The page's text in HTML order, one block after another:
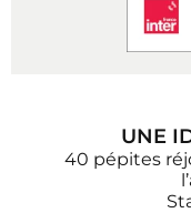
UNE
40 pépites